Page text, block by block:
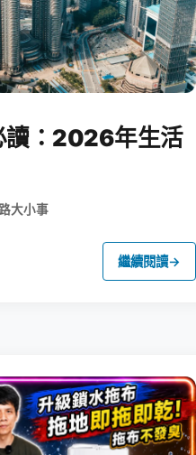
讀：2026年生活
大小事
繼續閱讀→